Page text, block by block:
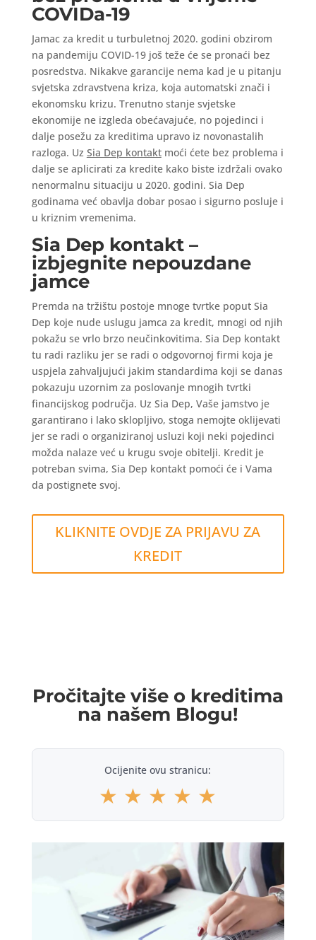
COVIDa-19
Jamac za kredit u turbuletnoj 2020. godini obzirom
na pandemiju COVID-19 još teže će se pronaći bez
posredstva. Nikakve garancije nema kad je u pitanju
svjetska zdravstvena kriza, koja automatski znači i
ekonomsku krizu. Trenutno stanje svjetske
ekonomije ne izgleda obećavajuće, no pojedinci i
dalje posežu za kreditima upravo iz novonastalih
razloga. Uz Sia Dep kontaktmoći ćete bez problema i
dalje se aplicirati za kredite kako biste izdržali ovako
nenormalnu situaciju u 2020. godini. Sia Dep
godinama već obavlja dobar posao i sigurno posluje i
u kriznim vremenima.
Sia Dep kontakt –
izbjegnite nepouzdane
jamce
Premda na tržištu postoje mnoge tvrtke poput Sia
Dep koje nude uslugu jamca za kredit, mnogi od njih
pokažu se vrlo brzo neučinkovitima. Sia Dep kontakt
tu radi razliku jer se radi o odgovornoj firmi koja je
uspjela zahvaljujući jakim standardima koji se danas
pokazuju uzornim za poslovanje mnogih tvrtki
financijskog područja. Uz Sia Dep, Vaše jamstvo je
garantirano i lako sklopljivo, stoga nemojte oklijevati
jer se radi o organiziranoj usluzi koji neki pojedinci
možda nalaze već u krugu svoje obitelji. Kredit je
potreban svima, Sia Dep kontakt pomoći će i Vama
da postignete svoj.
KLIKNITE OVDJE ZA PRIJAVU ZA
KREDIT
Pročitajte više o kreditima
na našem Blogu!
Ocijenite ovu stranicu:
★ ★ ★ ★ ★